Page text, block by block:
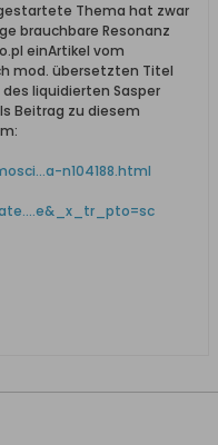
Thema hat zwar
brauchbare Resonanz
einArtikel vom
mod. übersetzten Titel
des liquidierten Sasper
Beitrag zu diesem
n104188.html